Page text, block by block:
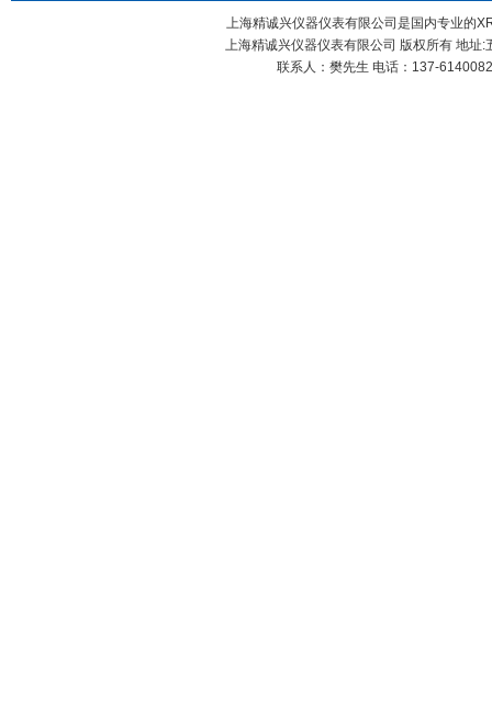
上海精诚兴仪器仪表有限公司是国内专业的
上海精诚兴仪器仪表有限公司 版权所有 地
联系人：樊先生 电话：137-